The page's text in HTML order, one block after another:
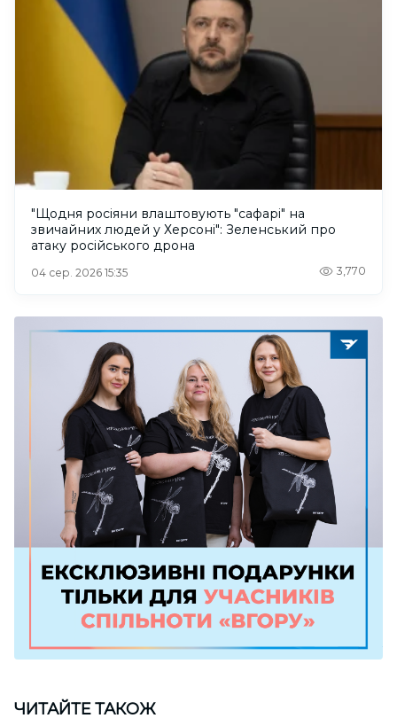
"Щодня росіяни влаштовують "сафарі" на
звичайних людей у Херсоні": Зеленський про
атаку російського дрона
04 сер. 2026 15:35 3,770
ЧИТАЙТЕ ТАКОЖ